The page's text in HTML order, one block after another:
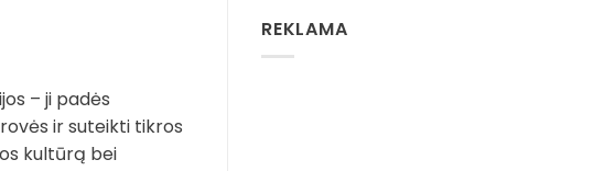
– ji padės
ir suteikti tikros
kultūrą bei
REKLAMA